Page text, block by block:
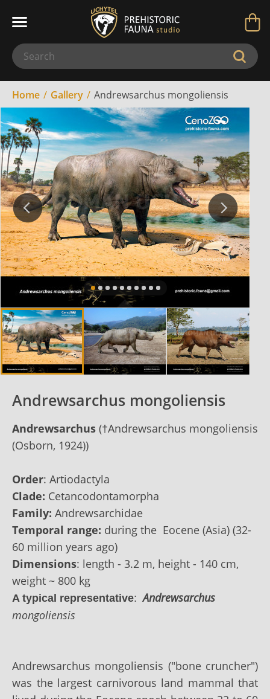
Home Gallery Andrewsarchus mongoliensis
Andrewsarchus mongoliensis
Andrewsarchus (†Andrewsarchus mongoliensis
(Osborn, 1924))
Order: Artiodactyla
Clade: Cetancodontamorpha
Family: Andrewsarchidae
Temporal range: during the Eocene (Asia) (32-
60 million years ago)
Dimensions: length - 3.2 m, height - 140 сm,
weight ~ 800 kg
A typical representative: Andrewsarchus
mongoliensis
Andrewsarchus mongoliensis ("bone cruncher")
was the largest carnivorous land mammal that